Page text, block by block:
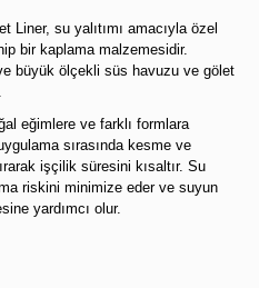
Liner, su yalıtımı amacıyla özel
bir kaplama malzemesidir.
büyük ölçekli süs havuzu ve gölet
eğimlere ve farklı formlara
sırasında kesme ve
işçilik süresini kısaltır. Su
riskini minimize eder ve suyun
yardımcı olur.